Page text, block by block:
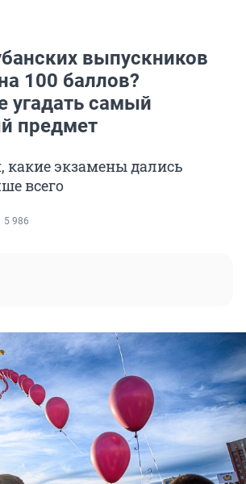
выпускников
100 баллов?
угадать самый
предмет
какие экзамены дались
всего
5 986